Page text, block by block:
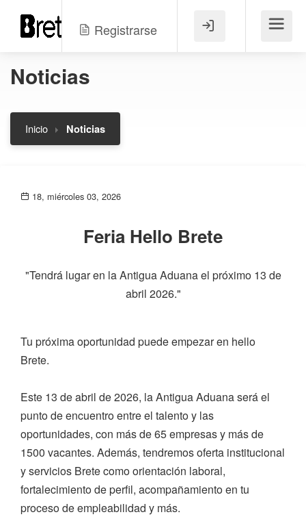
Registrarse Menú
Noticias
Inicio Noticias
18, miércoles 03, 2026
Feria Hello Brete
"Tendrá lugar en la Antigua Aduana el próximo 13 de
abril 2026."
Tu próxima oportunidad puede empezar en hello
Brete.
Este 13 de abril de 2026, la Antigua Aduana será el
punto de encuentro entre el talento y las
oportunidades, con más de 65 empresas y más de
1500 vacantes. Además, tendremos oferta institucional
y servicios Brete como orientación laboral,
fortalecimiento de perfil, acompañamiento en tu
proceso de empleabilidad y más.